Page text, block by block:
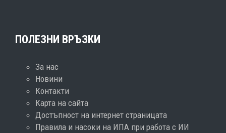
ПОЛЕЗНИ ВРЪЗКИ
За нас
Новини
Контакти
Карта на сайта
Достъпност на интернет страницата
Правила и насоки на ИПА при работа с ИИ